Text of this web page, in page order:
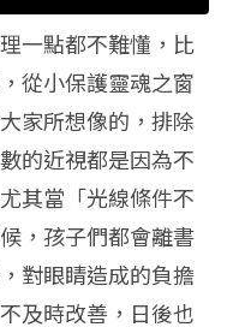
一點都不難懂，比
從小保護靈魂之窗
家所想像的，排除
的近視都是因為不
其當「光線條件不
，孩子們都會離書
對眼睛造成的負擔
及時改善，日後也